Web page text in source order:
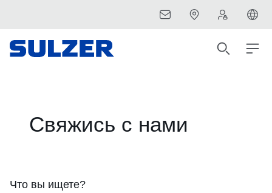
Свяжись с нами
Что вы ищете?